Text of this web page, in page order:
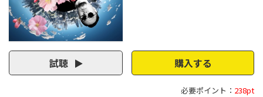
試聴 購入する
必要ポイント： 238pt